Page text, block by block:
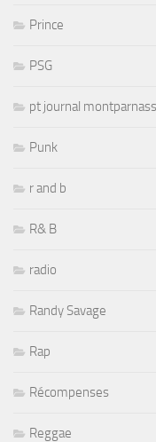
Prince
PSG
pt journal
Punk
r and b
R& B
radio
Randy Savage
Rap
Récompenses
Reggae